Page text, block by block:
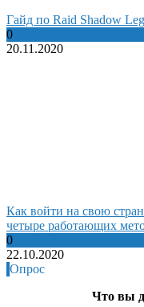
Гайд по Raid Shadow
0
20.11.2020
Как войти на свою
четыре работающих
0
22.10.2020
Опрос
Что вы